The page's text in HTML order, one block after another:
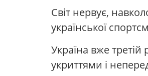
Світ нервує,
української
Україна вже третій
укриттями і